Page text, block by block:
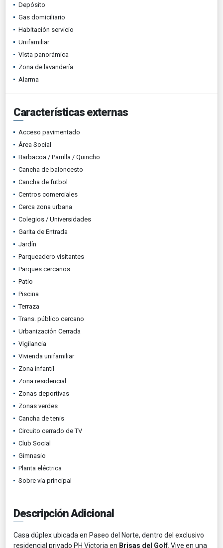
Depósito
Gas domiciliario
Habitación servicio
Unifamiliar
Vista panorámica
Zona de lavandería
Alarma
Características externas
Acceso pavimentado
Área Social
Barbacoa / Parrilla / Quincho
Cancha de baloncesto
Cancha de futbol
Centros comerciales
Cerca zona urbana
Colegios / Universidades
Garita de Entrada
Jardín
Parqueadero visitantes
Parques cercanos
Patio
Piscina
Terraza
Trans. público cercano
Urbanización Cerrada
Vigilancia
Vivienda unifamiliar
Zona infantil
Zona residencial
Zonas deportivas
Zonas verdes
Cancha de tenis
Circuito cerrado de TV
Club Social
Gimnasio
Planta eléctrica
Sobre vía principal
Descripción Adicional
Casa dúplex ubicada en Paseo del Norte, dentro del exclusivo
residencial privado PH Victoria en Brisas del Golf . Vive en una